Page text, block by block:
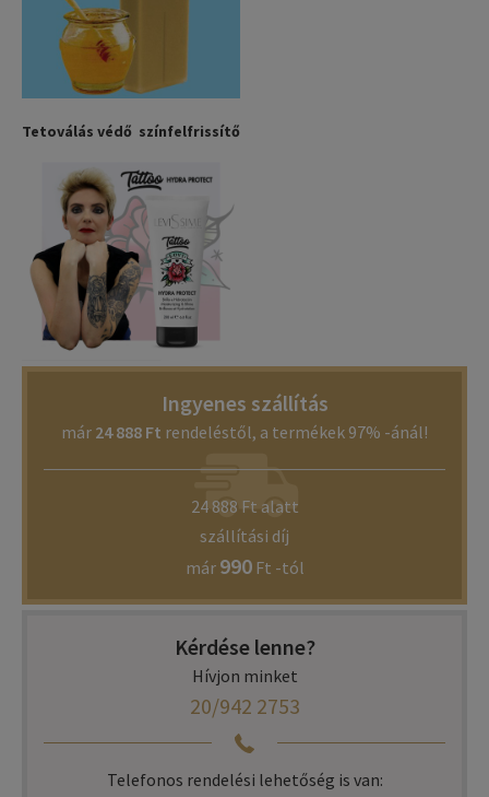
Tetoválás védő színfelfrissítő
Ingyenes szállítás
már 24 888 Ft rendeléstől, a termékek 97% -ánál!
24 888 Ft alatt
szállítási díj
már 990Ft -tól
Kérdése lenne?
Hívjon minket
20/942 2753
Telefonos rendelési lehetőség is van: